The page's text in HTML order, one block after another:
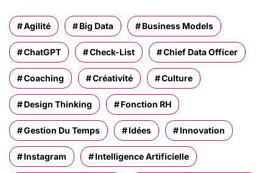
Agilité Big Data Business Models
ChatGPT Check-List Chief Data Officer
Coaching Créativité Culture
Design Thinking Fonction RH
Gestion Du Temps Idées Innovation
Instagram Intelligence Artificielle